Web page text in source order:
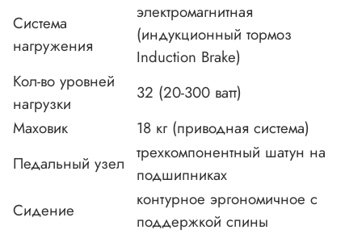
Система
нагружения
электромагнитная
(индукционный тормоз
Induction Brake)
Кол-во уровней
нагрузки
32 (20-300 ватт)
Маховик
18 кг (приводная система)
Педальный узел
трехкомпонентный шатун на
подшипниках
Сидение
контурное эргономичное с
поддержкой спины